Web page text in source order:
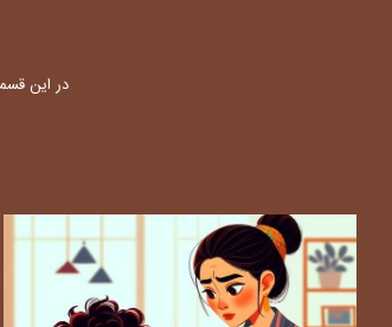
در این